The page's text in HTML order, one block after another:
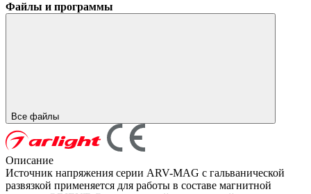
Файлы и программы
Все файлы
Описание
Источник напряжения серии ARV-MAG с гальванической
развязкой применяется для работы в составе магнитной